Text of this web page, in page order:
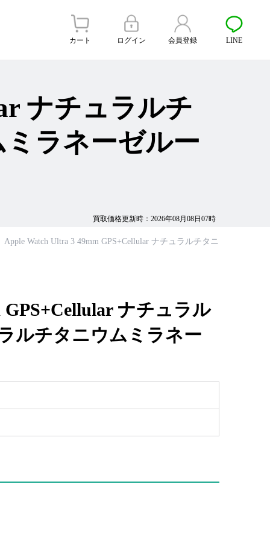
カート ログイン 会員登録 LINE
買取価格更新時：2026年08月08日07時
ナチュラルチ
ラネーゼルー
Apple Watch Ultra 3 49mm GPS+Cellular ナチュラルチタニウムケー
ナチュラル
ルチタニウムミラネー